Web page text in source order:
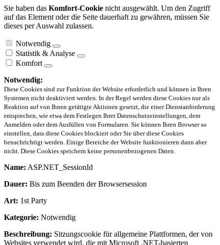
Sie haben das Komfort-Cookie nicht ausgewählt. Um den Zugriff
auf das Element oder die Seite dauerhaft zu gewähren, müssen Sie
dieses per Auswahl zulassen.
Notwendig
Statistik & Analyse
Komfort
Notwendig:
Diese Cookies sind zur Funktion der Website erforderlich und können in Ihren
Systemen nicht deaktiviert werden. In der Regel werden diese Cookies nur als
Reaktion auf von Ihnen getätigte Aktionen gesetzt, die einer Dienstanforderung
entsprechen, wie etwa dem Festlegen Ihrer Datenschutzeinstellungen, dem
Anmelden oder dem Ausfüllen von Formularen. Sie können Ihren Browser so
einstellen, dass diese Cookies blockiert oder Sie über diese Cookies
benachrichtigt werden. Einige Bereiche der Website funktionieren dann aber
nicht. Diese Cookies speichern keine personenbezogenen Daten.
Name: ASP.NET_SessionId
Dauer: Bis zum Beenden der Browsersession
Art: 1st Party
Kategorie: Notwendig
Beschreibung: Sitzungscookie für allgemeine Plattformen, der von
Websites verwendet wird, die mit Microsoft .NET-basierten